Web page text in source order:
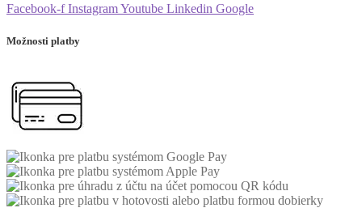
Facebook-f InstagramYoutube Linkedin Google
Možnosti platby